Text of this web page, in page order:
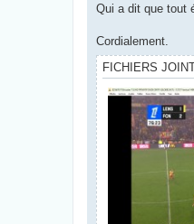
a
Qui a dit que tout
Cordialement.
FICHIERS